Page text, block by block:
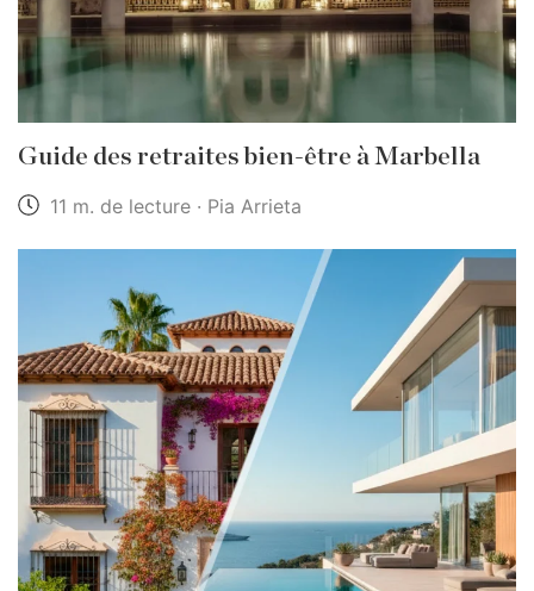
Guide des retraites bien-être à Marbella
11 m. de lecture · Pia Arrieta